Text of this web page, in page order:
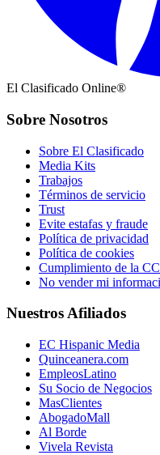
El Clasificado Online®
Sobre Nosotros
Sobre El Clasificado
Media Kits
Trabajos
Términos de servicio
Trust
Evite estafas y fraude
Política de privacidad
Política de cookies
Cumplimiento de la
No vender mi
Nuestros Afiliados
EC Hispanic Media
Quinceanera.com
EmpleosLatino
Su Socio de Negocios
MasClientes
AbogadoMall
Al Borde
Vivela Revista